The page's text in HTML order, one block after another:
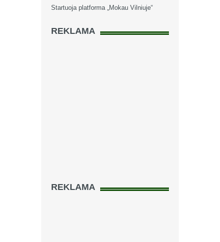
Startuoja platforma „Mokau Vilniuje“
REKLAMA
REKLAMA